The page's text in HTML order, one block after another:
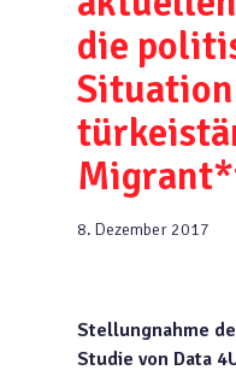
die
Situation
8. Dezember 2017
Stellungnahme
Studie von Data